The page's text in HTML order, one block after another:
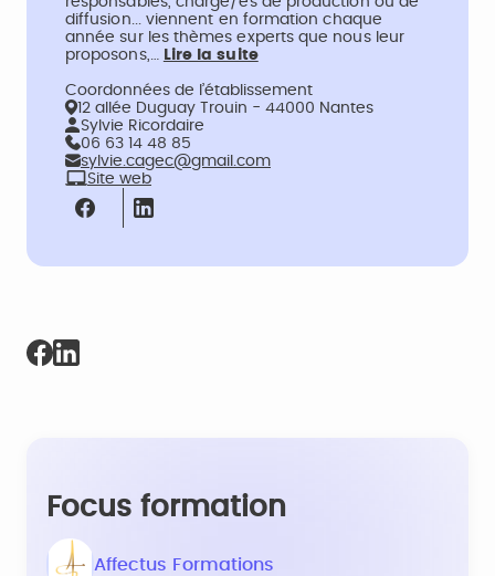
diffusion... viennent en formation chaque
année sur les thèmes experts que nous leur
proposons,… Lire la suite
Coordonnées de l’établissement
12 allée Duguay Trouin - 44000 Nantes
Sylvie Ricordaire
06 63 14 48 85
sylvie.cagec@gmail.com
Site web
Focus formation
Affectus Formations